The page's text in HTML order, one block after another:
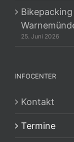
25. Juni 2026
INFOCENTER
Kontakt
Termine